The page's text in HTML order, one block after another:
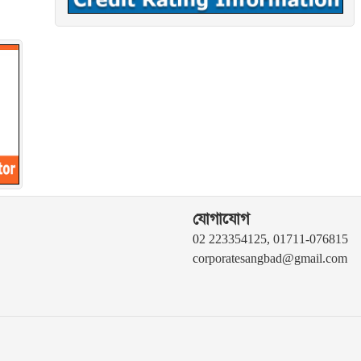
যোগাযোগ
02 223354125, 01711-076815
corporatesangbad@gmail.com